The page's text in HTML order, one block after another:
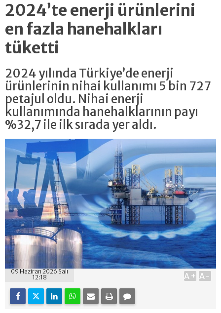
2024’te enerji ürünlerini
en fazla hanehalkları
tüketti
2024 yılında Türkiye’de enerji
ürünlerinin nihai kullanımı 5 bin 727
petajul oldu. Nihai enerji
kullanımında hanehalklarının payı
%32,7 ile ilk sırada yer aldı.
09 Haziran 2026 Salı
12:18
A+ A-